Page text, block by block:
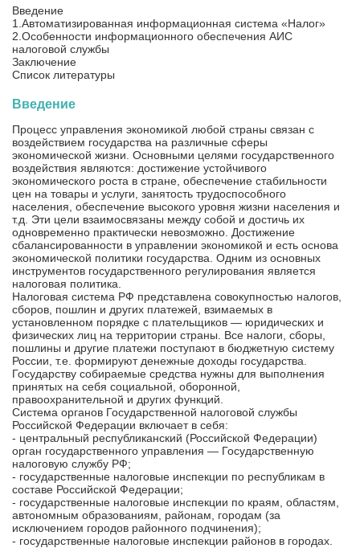
Введение
1.Автоматизированная информационная система «Налог»
2.Особенности информационного обеспечения АИС
налоговой службы
Заключение
Список литературы
Введение
Процесс управления экономикой любой страны связан с
воздействием государства на различные сферы
экономической жизни. Основными целями государственного
воздействия являются: достижение устойчивого
экономического роста в стране, обеспечение стабильности
цен на товары и услуги, занятость трудоспособного
населения, обеспечение высокого уровня жизни населения и
т.д. Эти цели взаимосвязаны между собой и достичь их
одновременно практически невозможно. Достижение
сбалансированности в управлении экономикой и есть основа
экономической политики государства. Одним из основных
инструментов государственного регулирования является
налоговая политика.
Налоговая система РФ представлена совокупностью налогов,
сборов, пошлин и других платежей, взимаемых в
установленном порядке с плательщиков — юридических и
физических лиц на территории страны. Все налоги, сборы,
пошлины и другие платежи поступают в бюджетную систему
России, т.е. формируют денежные доходы государства.
Государству собираемые средства нужны для выполнения
принятых на себя социальной, оборонной,
правоохранительной и других функций.
Система органов Государственной налоговой службы
Российской Федерации включает в себя:
- центральный республиканский (Российской Федерации)
орган государственного управления — Государственную
налоговую службу РФ;
- государственные налоговые инспекции по республикам в
составе Российской Федерации;
- государственные налоговые инспекции по краям, областям,
автономным образованиям, районам, городам (за
исключением городов районного подчинения);
- государственные налоговые инспекции районов в городах.